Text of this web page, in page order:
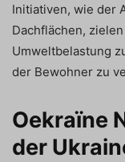
Initiativen, wie der
Dachflächen,
Umweltbelastung
der Bewohner zu
Oekraïne
der